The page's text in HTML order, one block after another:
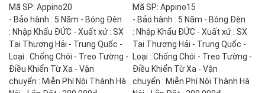
Mã SP: Appino20
- Bảo hành : 5 Năm - Bóng Đèn
: Nhập Khẩu ĐỨC - Xuất xứ : SX
Tại Thượng Hải - Trung Quốc -
Loại : Chống Chói - Treo Tường -
Điều Khiển Từ Xa - Vận
chuyển : Miễn Phí Nội Thành Hà
Mã SP: Appino15
- Bảo hành : 5 Năm - Bóng Đèn
: Nhập Khẩu ĐỨC - Xuất xứ : SX
Tại Thượng Hải - Trung Quốc -
Loại : Chống Chói - Treo Tường -
Điều Khiển Từ Xa - Vận
chuyển : Miễn Phí Nội Thành Hà